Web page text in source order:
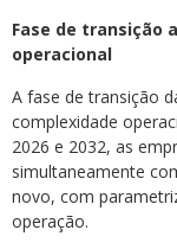
Fase de transição
operacional
A fase de transição
complexidade
2026 e 2032, as
simultaneamente
novo, com
operação.